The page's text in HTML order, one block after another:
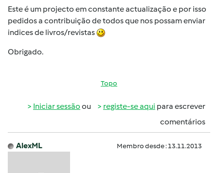
Este é um projecto em constante actualização e por isso
pedidos a contribuição de todos que nos possam enviar
indices de livros/revistas
Obrigado.
Topo
Iniciar sessão ou registe-se aqui para escrever
comentários
AlexML Membro desde : 13.11.2013